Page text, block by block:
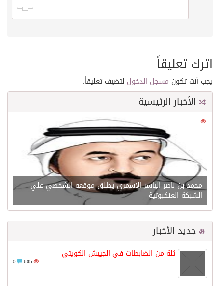
اترك تعليقاً
يجب أنت تكون مسجل الدخول لتضيف تعليقاً.
الأخبار الرئيسية
21584
محمد بن ناصر الياسر الاسمري يطلق موقعه الشخصي علي
الشبكة العنكبوتية
جديد الأخبار
ثلة من الضابطات في الجييش الكويتي
605